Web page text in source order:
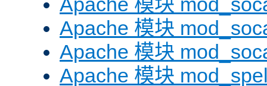
Apache 模块
Apache 模块
Apache 模块